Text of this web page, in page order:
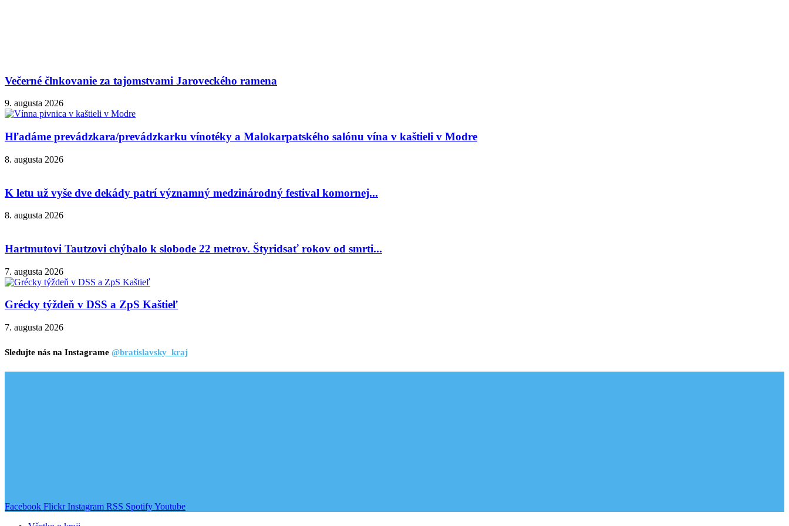
Večerné člnkovanie za tajomstvami Jaroveckého ramena
9. augusta 2026
Hľadáme prevádzkara/prevádzkarku vínotéky a Malokarpatského salónu vína v kaštieli v Modre
8. augusta 2026
K letu už vyše dve dekády patrí významný medzinárodný festival komornej...
8. augusta 2026
Hartmutovi Tautzovi chýbalo k slobode 22 metrov. Štyridsať rokov od smrti...
7. augusta 2026
Grécky týždeň v DSS a ZpS Kaštieľ
7. augusta 2026
Sledujte nás na Instagrame @bratislavsky_kraj
Facebook Flickr Instagram RSS SpotifyYoutube